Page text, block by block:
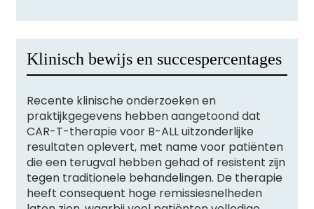
Klinisch bewijs en succespercentages
Recente klinische onderzoeken en
praktijkgegevens hebben aangetoond dat
CAR-T-therapie voor B-ALL uitzonderlijke
resultaten oplevert, met name voor patiënten
die een terugval hebben gehad of resistent zijn
tegen traditionele behandelingen. De therapie
heeft consequent hoge remissiesnelheden